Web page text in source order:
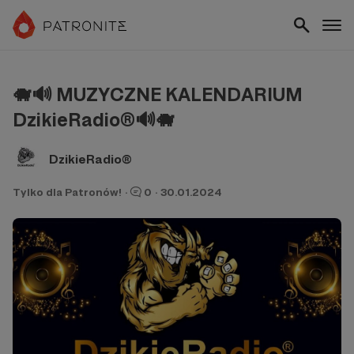
🐗🔊 MUZYCZNE KALENDARIUM
DzikieRadio®🔊🐗
DzikieRadio®
Tylko dla Patronów! · 0 · 30.01.2024